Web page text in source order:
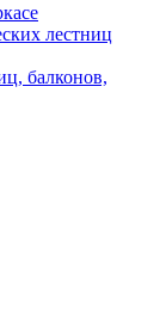
лестниц
балконов,